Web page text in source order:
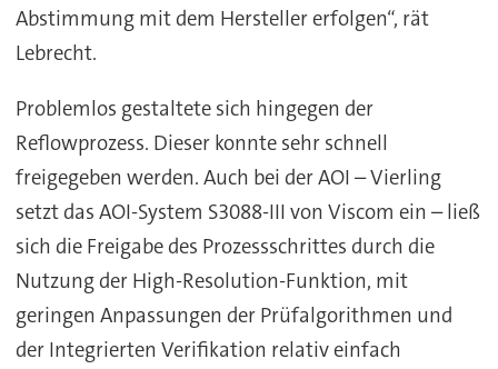
Abstimmung mit dem Hersteller erfolgen“, rät
Lebrecht.
Problemlos gestaltete sich hingegen der
Reflowprozess. Dieser konnte sehr schnell
freigegeben werden. Auch bei der AOI – Vierling
setzt das AOI-System S3088-III von Viscom ein – ließ
sich die Freigabe des Prozessschrittes durch die
Nutzung der High-Resolution-Funktion, mit
geringen Anpassungen der Prüfalgorithmen und
der Integrierten Verifikation relativ einfach